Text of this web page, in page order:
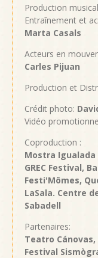
Production
Entraînement et
Marta Casals
Acteurs en
Carles Pijuan
Production et
Crédit photo:
Vidéo
Coproduction :
Mostra Igualada
GREC Festival,
Festi'Mômes,
LaSala. Centre
Sabadell
Partenaires:
Teatro
Festival